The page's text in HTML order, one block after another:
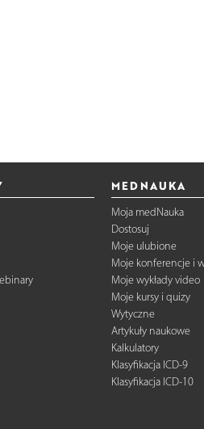
MEDNAUKA
Moja medNauka
Dostosuj
Moje ulubione
Moje konferencje i
Moje wykłady video
Moje kursy i quizy
Wytyczne
Artykuły naukowe
Kalkulatory
Klasyfikacja ICD-9
Klasyfikacja ICD-10